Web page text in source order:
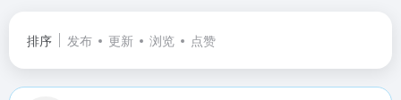
排序 发布 更新 浏览 点赞